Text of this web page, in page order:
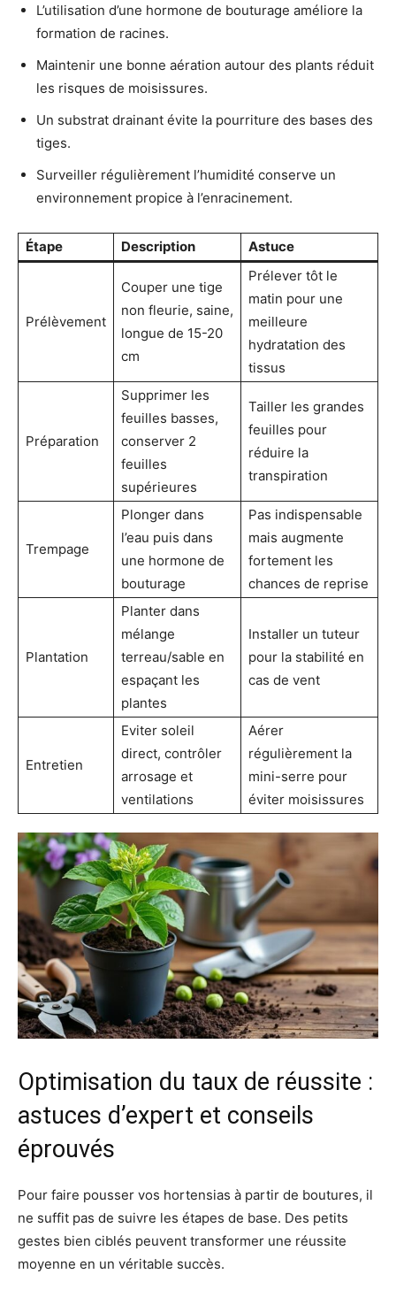
L’utilisation d’une hormone de bouturage améliore la
formation de racines.
Maintenir une bonne aération autour des plants réduit
les risques de moisissures.
Un substrat drainant évite la pourriture des bases des
tiges.
Surveiller régulièrement l’humidité conserve un
environnement propice à l’enracinement.
Étape Description Astuce
Prélèvement
Couper une tige
non fleurie, saine,
longue de 15-20
cm
Prélever tôt le
matin pour une
meilleure
hydratation des
tissus
Préparation
Supprimer les
feuilles basses,
conserver 2
feuilles
supérieures
Tailler les grandes
feuilles pour
réduire la
transpiration
Trempage
Plonger dans
l’eau puis dans
une hormone de
bouturage
Pas indispensable
mais augmente
fortement les
chances de reprise
Plantation
Planter dans
mélange
terreau/sable en
espaçant les
plantes
Installer un tuteur
pour la stabilité en
cas de vent
Entretien
Eviter soleil
direct, contrôler
arrosage et
ventilations
Aérer
régulièrement la
mini-serre pour
éviter moisissures
Optimisation du taux de réussite :
astuces d’expert et conseils
éprouvés
Pour faire pousser vos hortensias à partir de boutures, il
ne suffit pas de suivre les étapes de base. Des petits
gestes bien ciblés peuvent transformer une réussite
moyenne en un véritable succès.